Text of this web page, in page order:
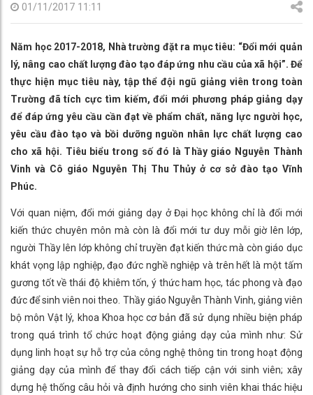
01/11/2017 11:11
Năm học 2017-2018, Nhà trường đặt ra mục tiêu: “Đổi mới quản
lý, nâng cao chất lượng đào tạo đáp ứng nhu cầu của xã hội”. Để
thực hiện mục tiêu này, tập thể đội ngũ giảng viên trong toàn
Trường đã tích cực tìm kiếm, đổi mới phương pháp giảng dạy
để đáp ứng yêu cầu cần đạt về phẩm chất, năng lực người học,
yêu cầu đào tạo và bồi dưỡng nguồn nhân lực chất lượng cao
cho xã hội. Tiêu biểu trong số đó là Thầy giáo Nguyễn Thành
Vinh và Cô giáo Nguyễn Thị Thu Thủy ở cơ sở đào tạo Vĩnh
Phúc.
Với quan niệm, đổi mới giảng dạy ở Đại học không chỉ là đổi mới
kiến thức chuyên môn mà còn là đổi mới tư duy mỗi giờ lên lớp,
người Thầy lên lớp không chỉ truyền đạt kiến thức mà còn giáo dục
khát vọng lập nghiệp, đạo đức nghề nghiệp và trên hết là một tấm
gương tốt về thái độ khiêm tốn, ý thức ham học, tác phong và đạo
đức để sinh viên noi theo. Thầy giáo Nguyễn Thành Vinh, giảng viên
bộ môn Vật lý, khoa Khoa học cơ bản đã sử dụng nhiều biện pháp
trong quá trình tổ chức hoạt động giảng dạy của mình như: Sử
dụng linh hoạt sự hỗ trợ của công nghệ thông tin trong hoạt động
giảng dạy của mình để thay đổi cách tiếp cận với sinh viên; xây
dựng hệ thống câu hỏi và định hướng cho sinh viên khai thác hiệu